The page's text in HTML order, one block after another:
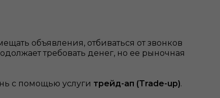
объявления, отбиваться от звонков
требовать денег, но ее рыночная
с помощью услуги трейд-ап (Trade-up).